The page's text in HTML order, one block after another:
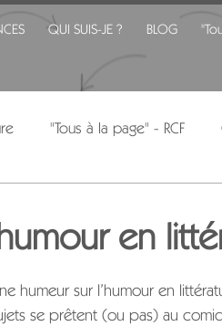
QUI SUIS-JE ? BLOG
"Tous à la page" - RCF
en
humeur sur l’humour en
se prêtent (ou pas) au